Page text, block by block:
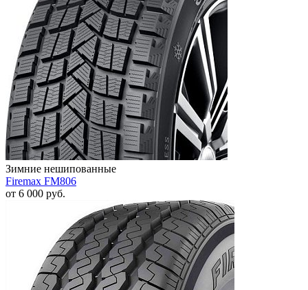
Зимние нешипованные
Firemax FM806
от 6 000 руб.